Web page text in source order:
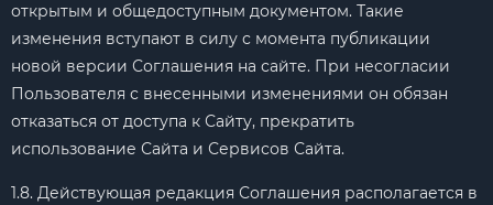
открытым и общедоступным документом. Такие
изменения вступают в силу с момента публикации
новой версии Соглашения на сайте. При несогласии
Пользователя с внесенными изменениями он обязан
отказаться от доступа к Сайту, прекратить
использование Сайта и Сервисов Сайта.
1.8. Действующая редакция Соглашения располагается в